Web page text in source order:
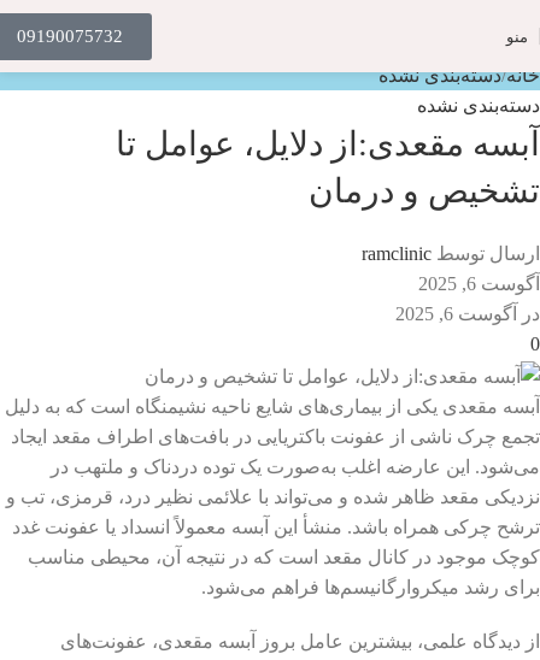
منو 09190075732
خانه دسته‌بندی نشده
دسته‌بندی نشده
آبسه مقعدی:از دلایل، عوامل تا
تشخیص و درمان
ارسال توسط ramclinic
آگوست 6, 2025
در آگوست 6, 2025
0
آبسه مقعدی یکی از بیماری‌های شایع ناحیه نشیمنگاه است که به دلیل
تجمع چرک ناشی از عفونت باکتریایی در بافت‌های اطراف مقعد ایجاد
می‌شود. این عارضه اغلب به‌صورت یک توده دردناک و ملتهب در
نزدیکی مقعد ظاهر شده و می‌تواند با علائمی نظیر درد، قرمزی، تب و
ترشح چرکی همراه باشد. منشأ این آبسه معمولاً انسداد یا عفونت غدد
کوچک موجود در کانال مقعد است که در نتیجه آن، محیطی مناسب
برای رشد میکروارگانیسم‌ها فراهم می‌شود.
از دیدگاه علمی، بیشترین عامل بروز آبسه مقعدی، عفونت‌های